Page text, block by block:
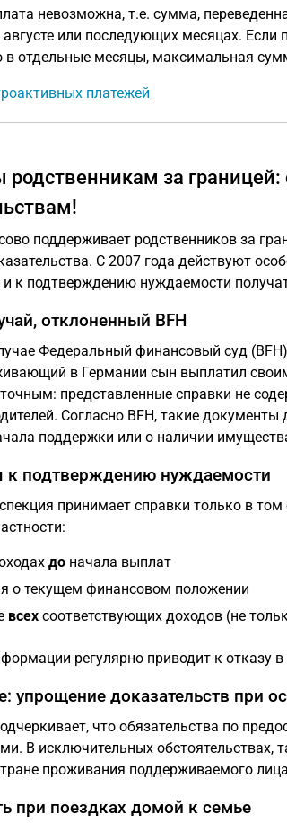
невозможна, т.е. сумма,
или последующих месяцах. Если
в отдельные месяцы, максимальная
платежей
за границей:
поддерживает родственников за
С 2007 года действуют
и к подтверждению нуждаемости
отклоненный BFH
Федеральный финансовый суд
в Германии сын выплатил
представленные справки не
Согласно BFH, такие
поддержки или о наличии
к подтверждению нуждаемости
принимает справки только в
доначала выплат
о текущем финансовом положении
всехсоответствующих доходов (не
регулярно приводит к отказу
упрощение доказательств при
что обязательства по
В исключительных обстоятельствах,
проживания поддерживаемого
при поездках домой к семье